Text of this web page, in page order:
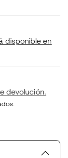
disponible en
devolución.